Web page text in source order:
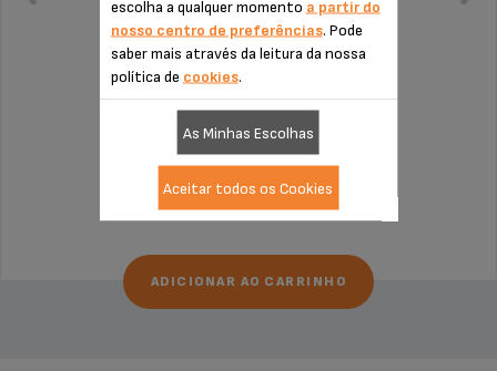
€ 165,99
ADICIONAR AO CARRINHO
escolha a qualquer momento a partir do
nosso centro de preferências. Pode
saber mais através da leitura da nossa
política de cookies.
As Minhas Escolhas
Aceitar todos os Cookies